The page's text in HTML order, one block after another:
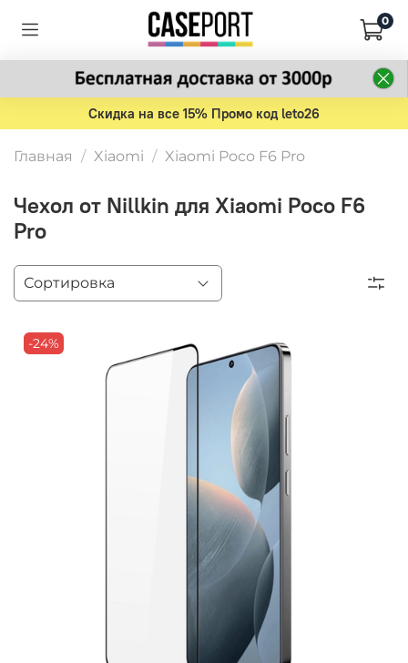
0
Скидка на все 15% Промо код leto26
Главная Xiaomi Xiaomi Poco F6 Pro
Чехол от Nillkin для Xiaomi Poco F6
Pro
-24%